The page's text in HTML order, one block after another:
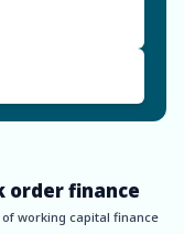
order finance
working capital finance